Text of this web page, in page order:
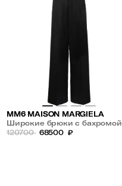
MM6 MAISON MARGIELA
Широкие брюки с бахромой
120700 68500 ₽